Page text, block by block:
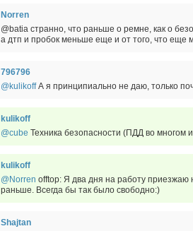
Norren
@batia странно, что раньше о ремне, как о
а дтп и пробок меньше еще и от того, что еще
796796
@kulikoffА я принципиально не даю, только
kulikoff
@cube Техника безопасности (ПДД во многом
kulikoff
@Norren offtop: Я два дня на работу приезжаю
раньше. Всегда бы так было свободно:)
Shajtan